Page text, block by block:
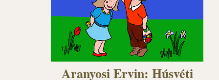
Aranyosi Ervin: Húsvéti